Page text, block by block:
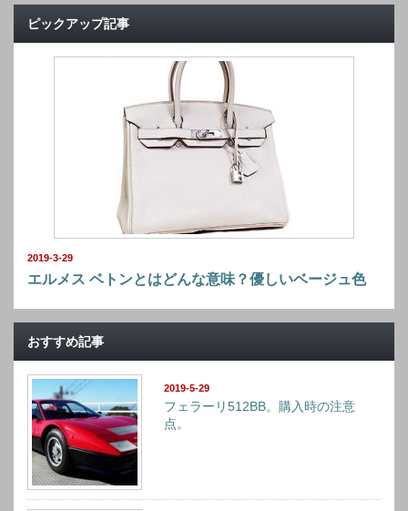
ピックアップ記事
2019-3-29
エルメス ベトンとはどんな意味？優しいベージュ色
おすすめ記事
2019-5-29
フェラーリ512BB。購入時の注意
点。